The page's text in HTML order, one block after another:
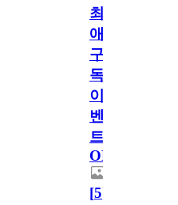
최
애
구
독
이
벤
트
OPEN!
[5]